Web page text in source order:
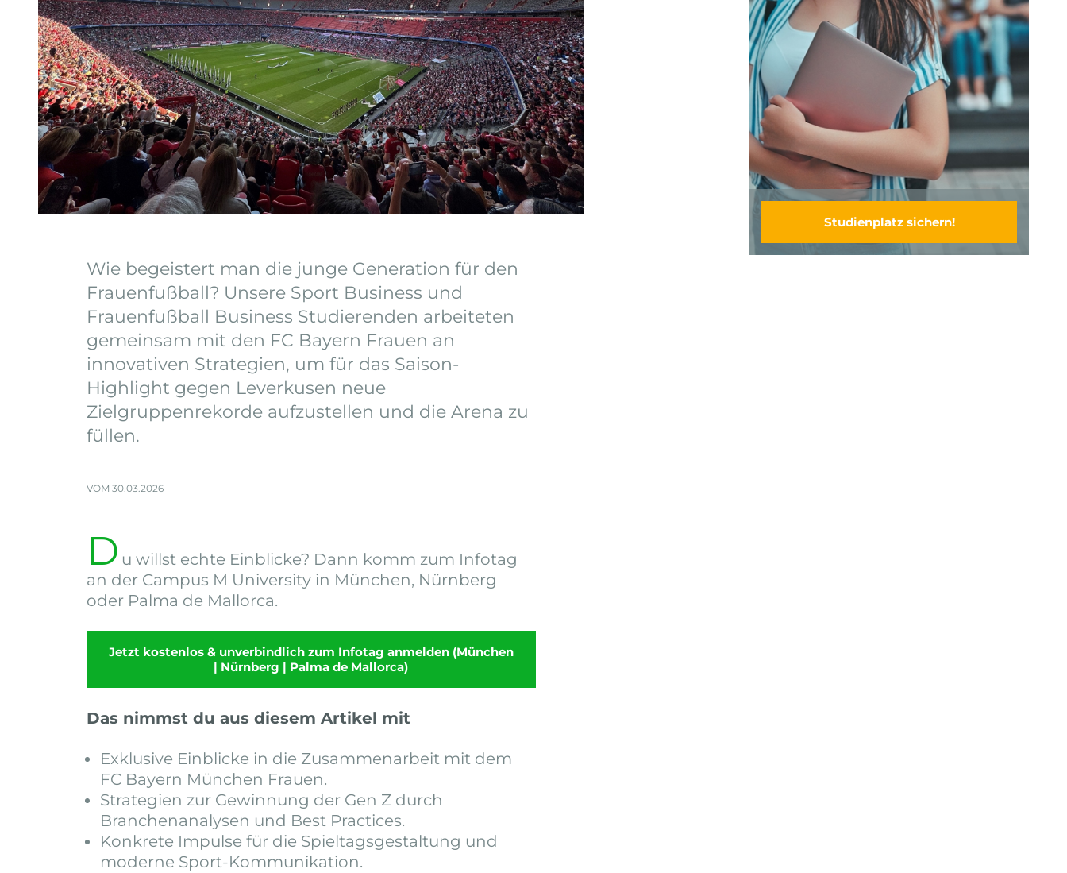
Wie begeistert man die junge Generation für den
Frauenfußball? Unsere Sport Business und
Frauenfußball Business Studierenden arbeiteten
gemeinsam mit den FC Bayern Frauen an
innovativen Strategien, um für das Saison-
Highlight gegen Leverkusen neue
Zielgruppenrekorde aufzustellen und die Arena zu
füllen.
VOM 30.03.2026
D u willst echte Einblicke? Dann komm zum Infotag
an der Campus M University in München, Nürnberg
oder Palma de Mallorca.
Jetzt kostenlos & unverbindlich zum Infotag anmelden (München
| Nürnberg | Palma de Mallorca)
Das nimmst du aus diesem Artikel mit
Exklusive Einblicke in die Zusammenarbeit mit dem
FC Bayern München Frauen.
Strategien zur Gewinnung der Gen Z durch
Branchenanalysen und Best Practices.
Konkrete Impulse für die Spieltagsgestaltung und
moderne Sport-Kommunikation.
Studienplatz sichern!